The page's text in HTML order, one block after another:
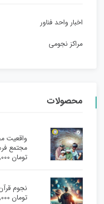
اخبار واحد فناور
مراکز نجومی
محصولات
واقعیت
مجتمع
تومان150,000
نجوم
تومان760,000